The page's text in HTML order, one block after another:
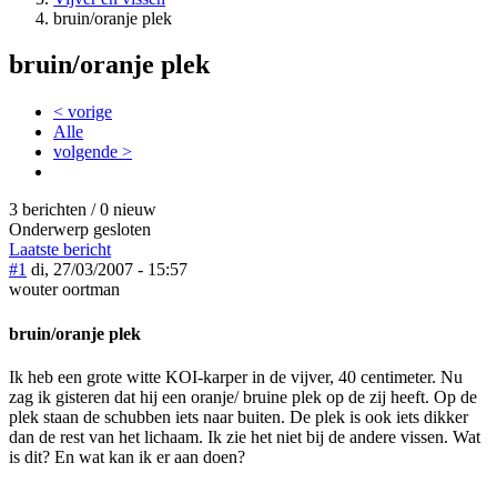
bruin/oranje plek
bruin/oranje plek
< vorige
Alle
volgende >
3 berichten / 0 nieuw
Onderwerp gesloten
Laatste bericht
#1 di, 27/03/2007 - 15:57
wouter oortman
bruin/oranje plek
Ik heb een grote witte KOI-karper in de vijver, 40 centimeter. Nu
zag ik gisteren dat hij een oranje/ bruine plek op de zij heeft. Op de
plek staan de schubben iets naar buiten. De plek is ook iets dikker
dan de rest van het lichaam. Ik zie het niet bij de andere vissen. Wat
is dit? En wat kan ik er aan doen?